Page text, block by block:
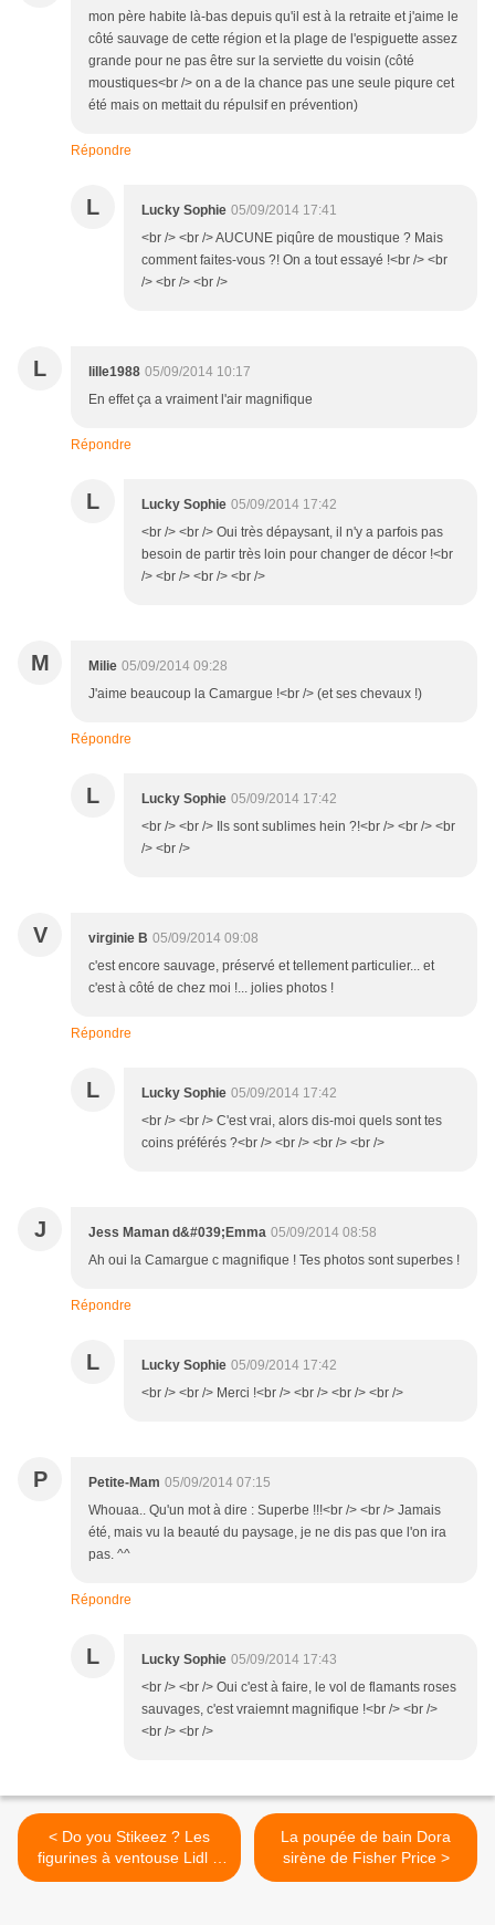
mon père habite là-bas depuis qu'il est à la retraite et j'aime le
côté sauvage de cette région et la plage de l'espiguette assez
grande pour ne pas être sur la serviette du voisin (côté
moustiques<br /> on a de la chance pas une seule piqure cet
été mais on mettait du répulsif en prévention)
Répondre
L Lucky Sophie 05/09/2014 17:41
<br /> <br /> AUCUNE piqûre de moustique ? Mais
comment faites-vous ?! On a tout essayé !<br /> <br
/> <br /> <br />
L lille1988 05/09/2014 10:17
En effet ça a vraiment l'air magnifique
Répondre
L Lucky Sophie 05/09/2014 17:42
<br /> <br /> Oui très dépaysant, il n'y a parfois pas
besoin de partir très loin pour changer de décor !<br
/> <br /> <br /> <br />
M Milie 05/09/2014 09:28
J'aime beaucoup la Camargue !<br /> (et ses chevaux !)
Répondre
L Lucky Sophie 05/09/2014 17:42
<br /> <br /> Ils sont sublimes hein ?!<br /> <br /> <br
/> <br />
V virginie B 05/09/2014 09:08
c'est encore sauvage, préservé et tellement particulier... et
c'est à côté de chez moi !... jolies photos !
Répondre
L Lucky Sophie 05/09/2014 17:42
<br /> <br /> C'est vrai, alors dis-moi quels sont tes
coins préférés ?<br /> <br /> <br /> <br />
J Jess Maman d&#039;Emma 05/09/2014 08:58
Ah oui la Camargue c magnifique ! Tes photos sont superbes !
Répondre
L Lucky Sophie 05/09/2014 17:42
<br /> <br /> Merci !<br /> <br /> <br /> <br />
P Petite-Mam 05/09/2014 07:15
Whouaa.. Qu'un mot à dire : Superbe !!!<br /> <br /> Jamais
été, mais vu la beauté du paysage, je ne dis pas que l'on ira
pas. ^^
Répondre
L Lucky Sophie 05/09/2014 17:43
<br /> <br /> Oui c'est à faire, le vol de flamants roses
sauvages, c'est vraiemnt magnifique !<br /> <br />
<br /> <br />
< Do you Stikeez ? Les
figurines à ventouse Lidl à
collectionner !
La poupée de bain Dora
sirène de Fisher Price >